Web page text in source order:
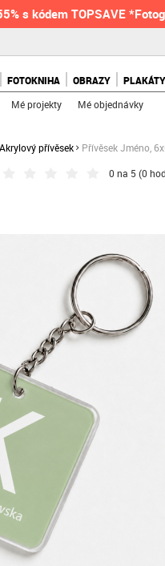
s kódem TOPSAVE
FOTOKNIHA OBRAZY
Mé projekty Mé objednávky
Akrylový přívěsek Přívěsek Jméno,
0 na 5 (0